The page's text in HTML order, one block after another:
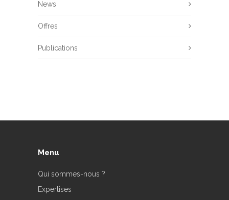
News
Offres
Publications
Menu
Qui sommes-nous ?
Expertises